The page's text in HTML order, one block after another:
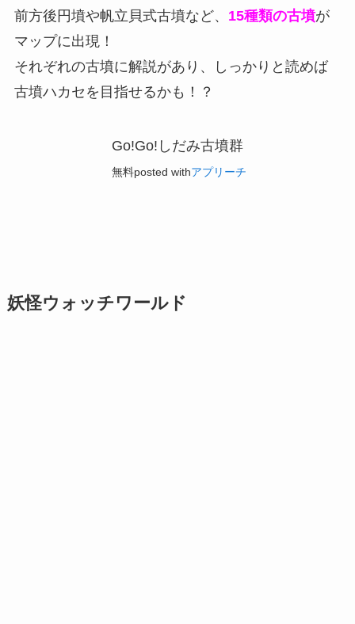
前方後円墳や帆立貝式古墳など、 15種類の古墳が
マップに出現！
それぞれの古墳に解説があり、しっかりと読めば
古墳ハカセを目指せるかも！？
Go!Go!しだみ古墳群
無料posted withアプリーチ
妖怪ウォッチワールド